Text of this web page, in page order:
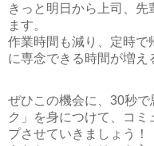
きっと明日から上司、先
ます。
作業時間も減り、定時で
に専念できる時間が増え
ぜひこの機会に、30秒
ク」を身につけて、コミ
プさせていきましょう！